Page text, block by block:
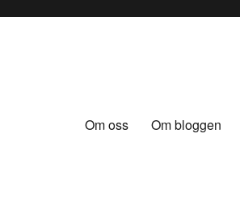
Om oss Om bloggen